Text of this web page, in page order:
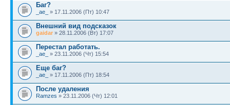
Баг?
_ae_ » 17.11.2006 (Пт) 10:47
Внешний вид подсказок
gaidar » 28.11.2006 (Вт) 17:07
Перестал работать.
_ae_ » 23.11.2006 (Чт) 15:54
Еще баг?
_ae_ » 17.11.2006 (Пт) 18:54
После удаления
Ramzes » 23.11.2006 (Чт) 12:01